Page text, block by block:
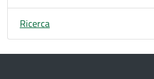
Ricerca